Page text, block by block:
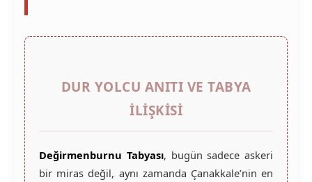
DUR YOLCU ANITI VE TABYA
İLIŞKISI
Değirmenburnu Tabyası, bugün sadece askeri
bir miras değil, aynı zamanda Çanakkale’nin en